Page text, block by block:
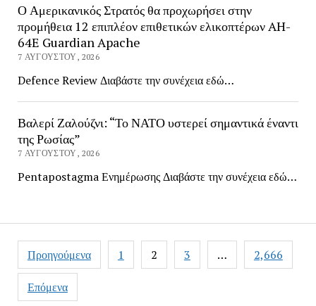
Ο Αμερικανικός Στρατός θα προχωρήσει στην
προμήθεια 12 επιπλέον επιθετικών ελικοπτέρων AH-
64E Guardian Apache
7 ΑΥΓΟΎΣΤΟΥ, 2026
Defence Review Διαβάστε την συνέχεια εδώ…
Βαλερί Ζαλούζνι: “Το ΝΑΤΟ υστερεί σημαντικά έναντι
της Ρωσίας”
7 ΑΥΓΟΎΣΤΟΥ, 2026
Pentapostagma Ενημέρωσης Διαβάστε την συνέχεια εδώ…
Πλοήγηση
άρθρων
Προηγούμενα 1 2 3 … 2,666
Επόμενα